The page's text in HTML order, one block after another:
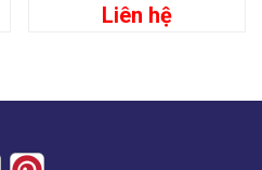
Liên hệ